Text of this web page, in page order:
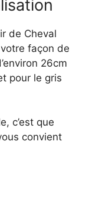
de Cheval
façon de
26cm
pour le gris
c’est que
convient